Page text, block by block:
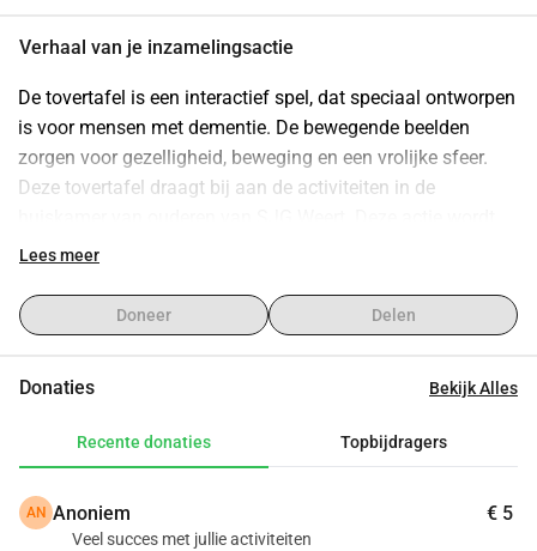
Verhaal van je inzamelingsactie
De tovertafel is een interactief spel, dat speciaal ontworpen
is voor mensen met dementie. De bewegende beelden
zorgen voor gezelligheid, beweging en een vrolijke sfeer.
Deze tovertafel draagt bij aan de activiteiten in de
georganiseerd door stichting Vrienden van SJG. De
vanuit regulier zorggeld betaald kunnen worden. Daarnaast
dragen we actief bij aan het vergroten van
omgeving bij ontwikkelingen in de regionale ziekenhuiszorg
gemeenschap. SJG Weert is namelijk óns ziekenhuis, een
zorg nodig hebben.
Lees meer
Doneer Delen
Donaties Bekijk Alles
Recente donaties Topbijdragers
AN Anoniem € 5
Veel succes met jullie activiteiten